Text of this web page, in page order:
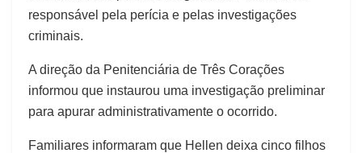
responsável pela perícia e pelas investigações
criminais.
A direção da Penitenciária de Três Corações
informou que instaurou uma investigação preliminar
para apurar administrativamente o ocorrido.
Familiares informaram que Hellen deixa cinco filhos